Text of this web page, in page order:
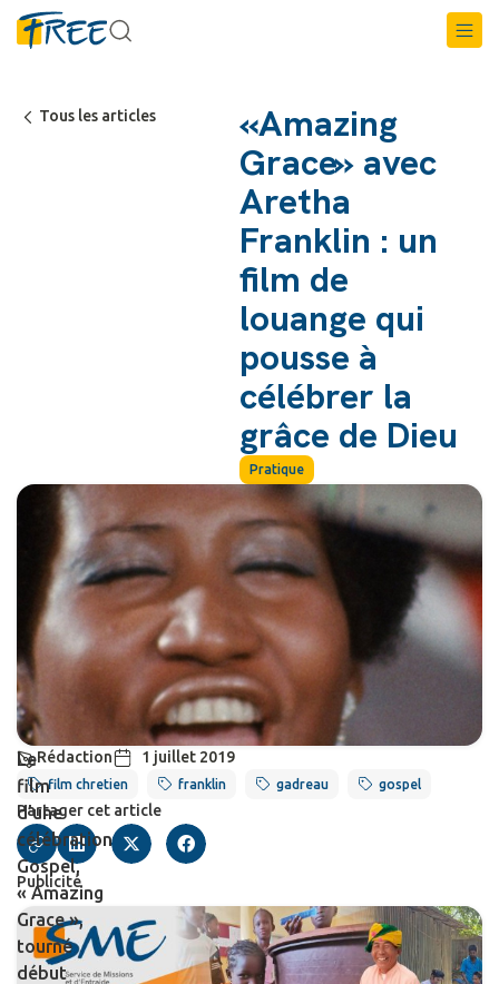
Tous les articles
«Amazing
Grace» avec
Aretha
Franklin : un
film de
louange qui
pousse à
célébrer la
grâce de Dieu
Pratique
Rédaction 1 juillet 2019
film chretien franklin gadreau gospel
Partager cet article
Publicité
Le
film
d’une
célébration
Gospel,
« Amazing
Grace »,
tourné
début